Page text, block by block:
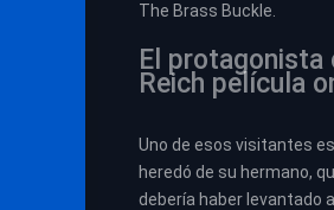
The Brass Buckle.
El
Reich película
Uno de esos visitantes
heredó de su hermano,
debería haber levantado